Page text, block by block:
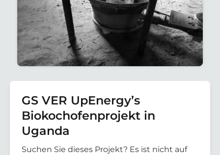
GS VER UpEnergy’s
Biokochofenprojekt in
Uganda
Suchen Sie dieses Projekt? Es ist nicht auf